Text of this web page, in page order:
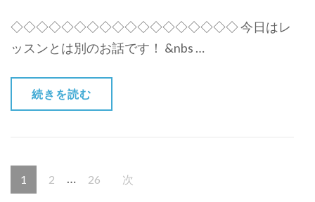
◇◇◇◇◇◇◇◇◇◇◇◇◇◇◇◇◇◇ 今日はレ
ッスンとは別のお話です！ &nbs …
続きを読む
投
稿
固
1 固
2 … 固
26 次